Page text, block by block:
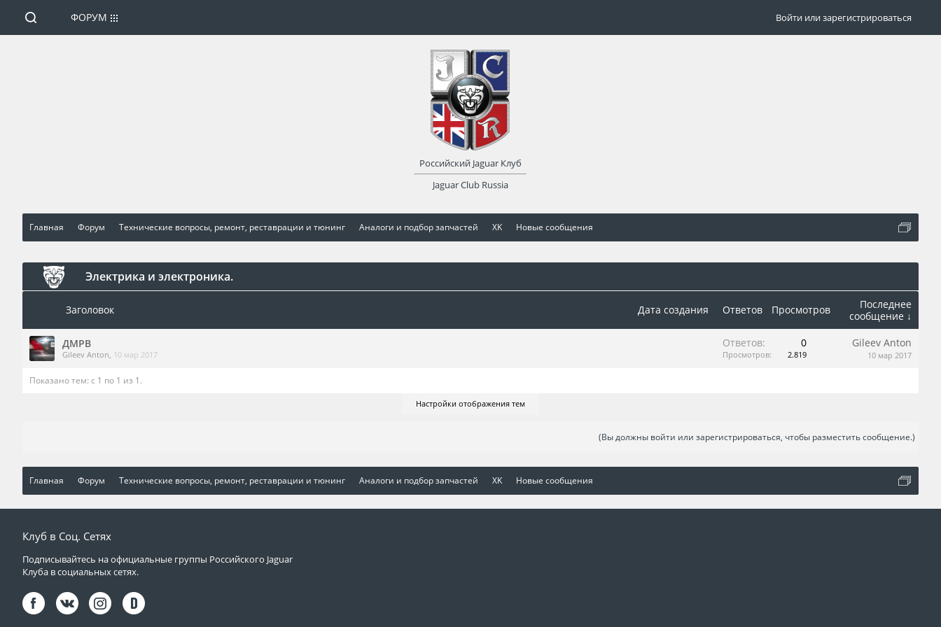
Главная Форум Технические вопросы, ремонт, реставрации и тюнинг Аналоги и подбор запчастей XK Новые сообщения
Электрика и электроника.
Заголовок Дата создания Ответов Просмотров
Последнее
сообщение ↓
ДМРВ
Gileev Anton, 10 мар 2017
Ответов: 0
Просмотров: 2.819
Gileev Anton
10 мар 2017
Показано тем: с 1 по 1 из 1.
Настройки отображения тем
(Вы должны войти или зарегистрироваться, чтобы разместить сообщение.)
Главная Форум Технические вопросы, ремонт, реставрации и тюнинг Аналоги и подбор запчастей XK Новые сообщения
ФОРУМ
Российский Jaguar Клуб
Jaguar Club Russia
Войти или зарегистрироваться
Клуб в Соц. Сетях
Подписывайтесь на официальные группы Российского Jaguar
Клуба в социальных сетях.